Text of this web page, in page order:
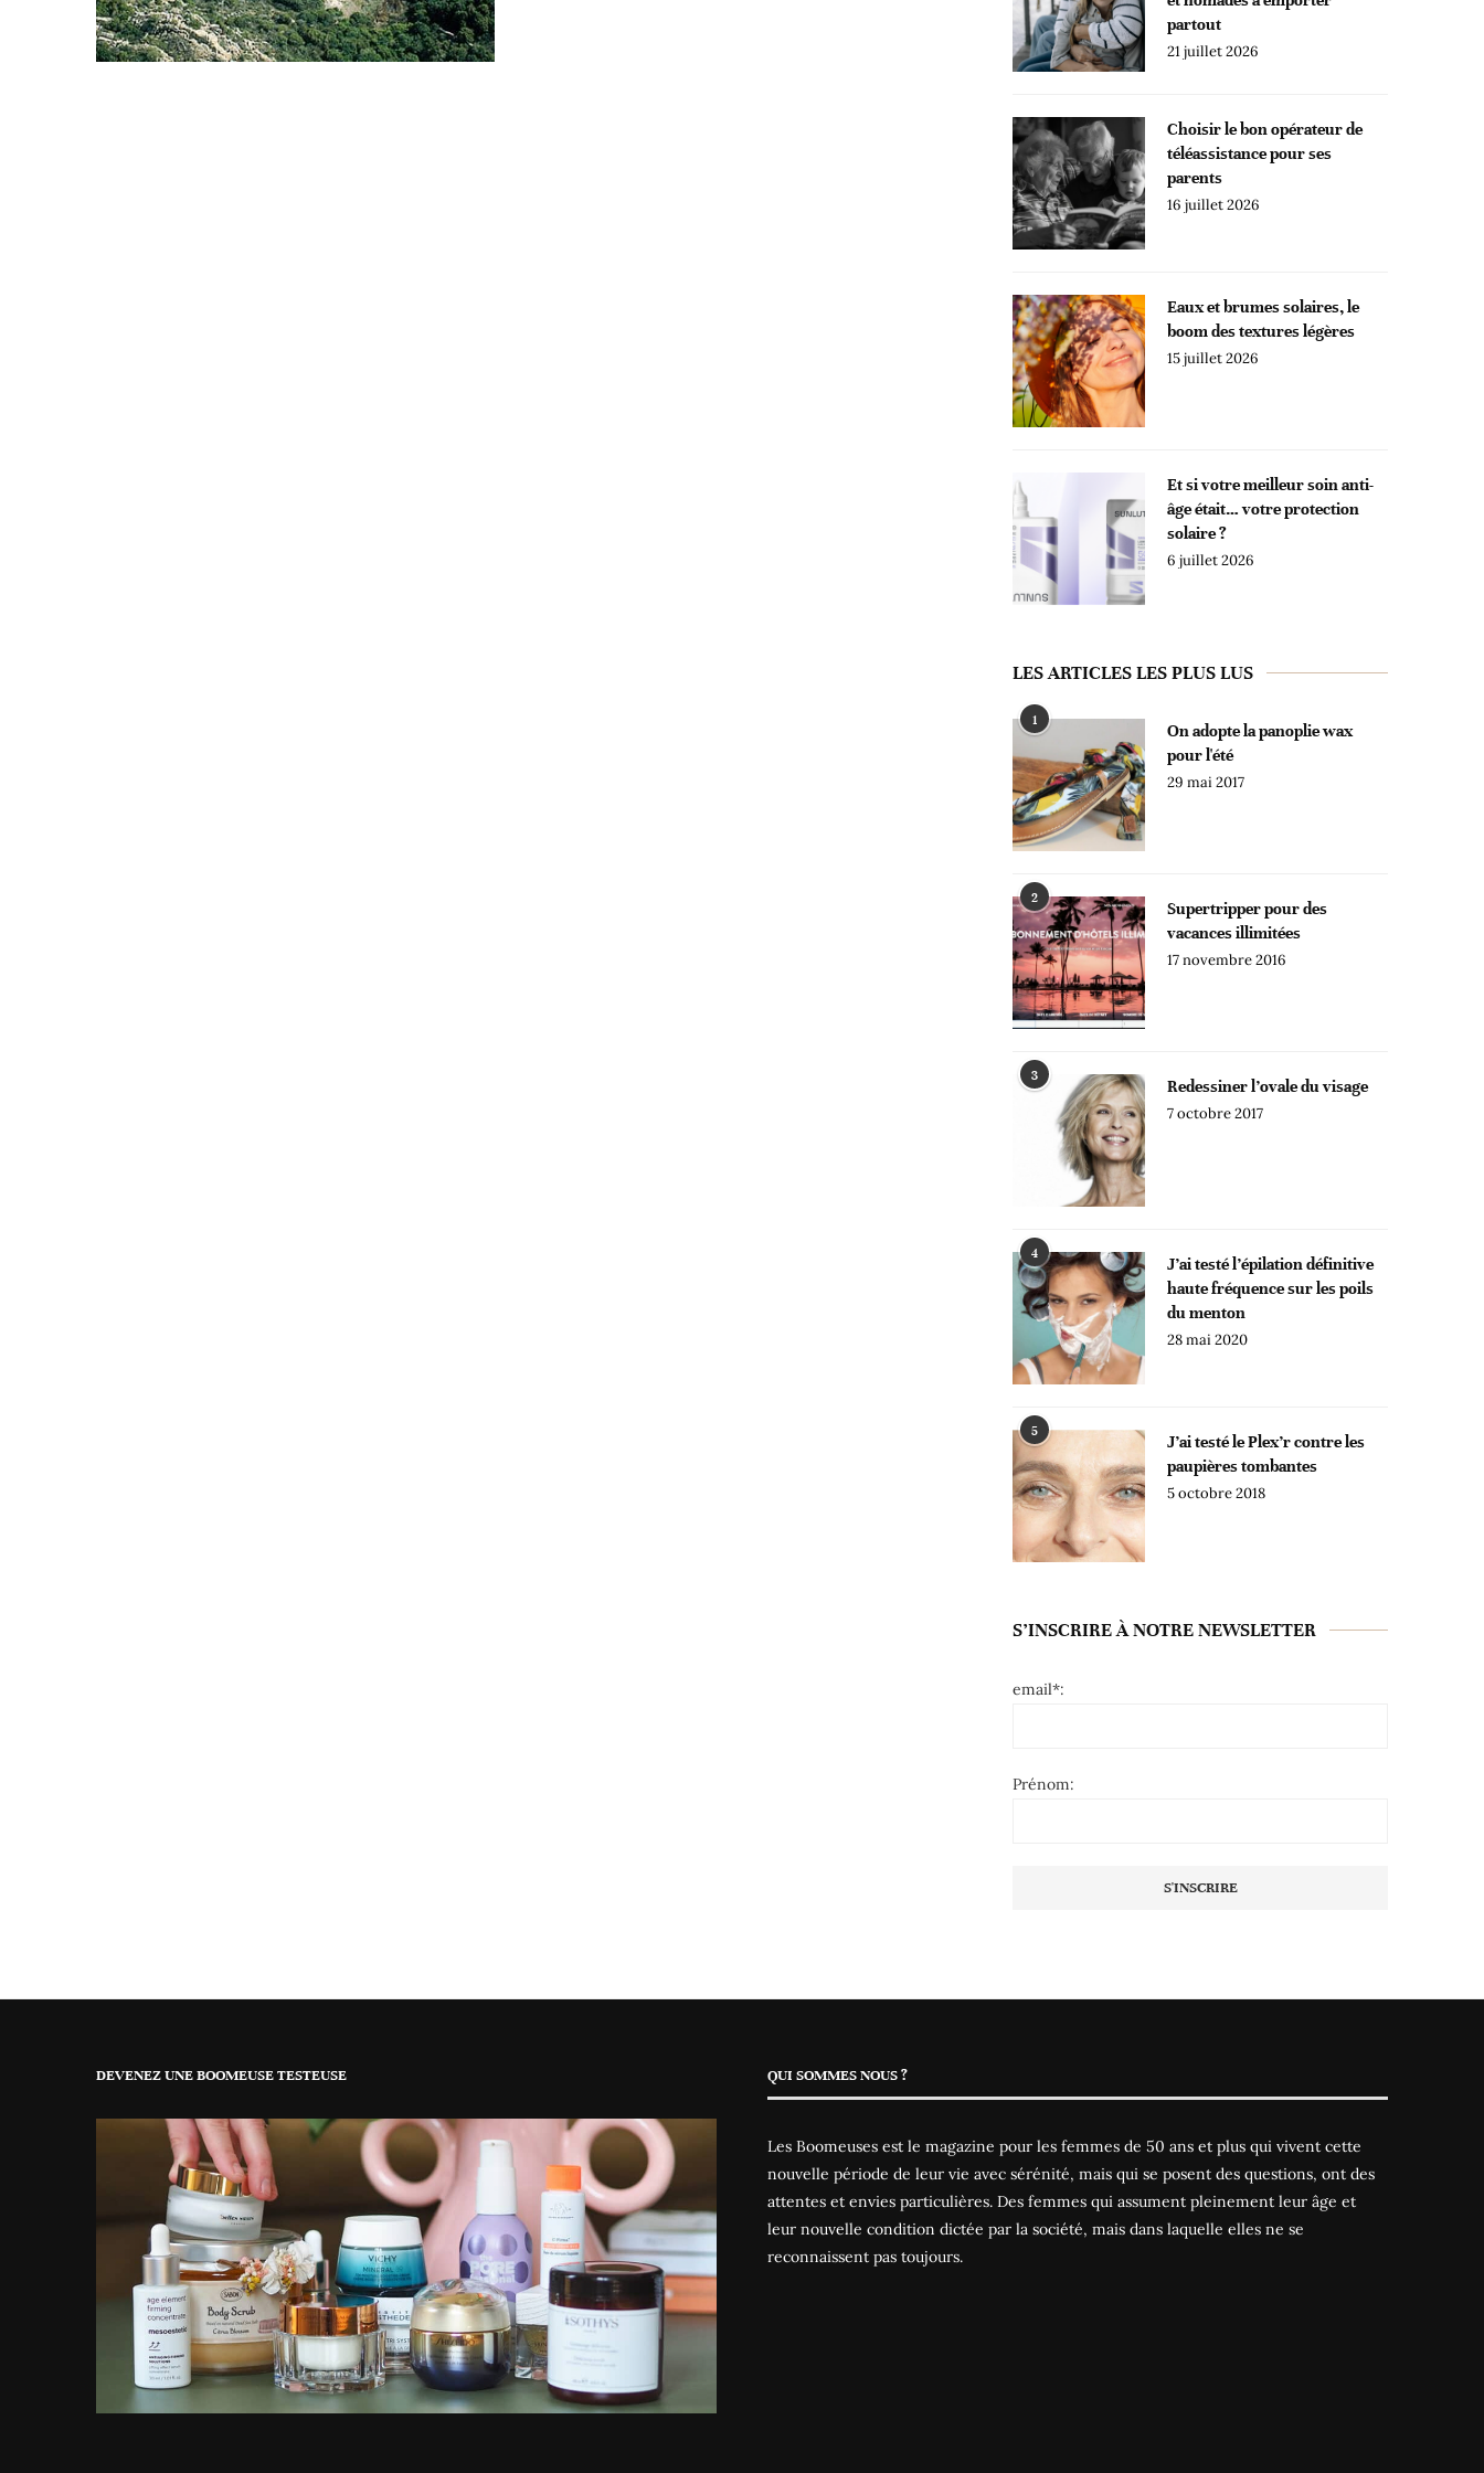
partout
21 juillet 2026
Choisir le bon opérateur de
téléassistance pour ses
parents
16 juillet 2026
Eaux et brumes solaires, le
boom des textures légères
15 juillet 2026
Et si votre meilleur soin anti-
âge était… votre protection
solaire ?
6 juillet 2026
LES ARTICLES LES PLUS LUS
1
On adopte la panoplie wax
pour l'été
29 mai 2017
2
Supertripper pour des
vacances illimitées
17 novembre 2016
3
Redessiner l’ovale du visage
7 octobre 2017
4
J’ai testé l’épilation définitive
haute fréquence sur les poils
du menton
28 mai 2020
5
J’ai testé le Plex’r contre les
paupières tombantes
5 octobre 2018
S’INSCRIRE À NOTRE NEWSLETTER
email*:
Prénom:
DEVENEZ UNE BOOMEUSE TESTEUSE QUI SOMMES NOUS ?
Les Boomeuses est le magazine pour les femmes de 50 ans et plus qui vivent cette
nouvelle période de leur vie avec sérénité, mais qui se posent des questions, ont des
attentes et envies particulières. Des femmes qui assument pleinement leur âge et
leur nouvelle condition dictée par la société, mais dans laquelle elles ne se
reconnaissent pas toujours.